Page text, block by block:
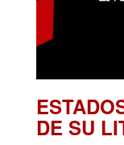
DE SU